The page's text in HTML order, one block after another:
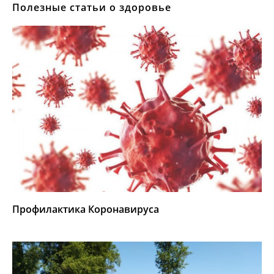
Полезные статьи о здоровье
Профилактика Коронавируса